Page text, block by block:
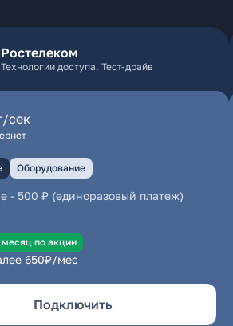
Ростелеком
Технологии доступа. Тест-драйв
сек
Оборудование
- 500 ₽ (единоразовый платеж)
месяц по акции
650₽/мес
Подключить